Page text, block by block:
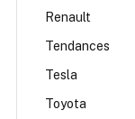
Renault
Tendances
Tesla
Toyota